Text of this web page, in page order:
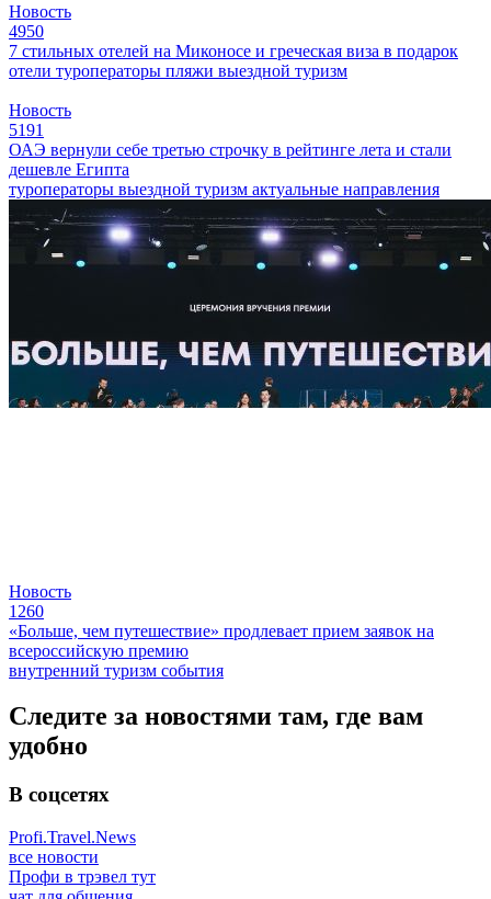
Новость
4950
7 стильных отелей на Миконосе и греческая виза в подарок
отели туроператоры пляжи выездной туризм
Новость
5191
ОАЭ вернули себе третью строчку в рейтинге лета и стали
дешевле Египта
туроператоры выездной туризм актуальные направления
Новость
1260
«Больше, чем путешествие» продлевает прием заявок на
всероссийскую премию
внутренний туризм события
Следите за новостями там, где вам
удобно
В соцсетях
Profi.Travel.News
все новости
Профи в трэвел тут